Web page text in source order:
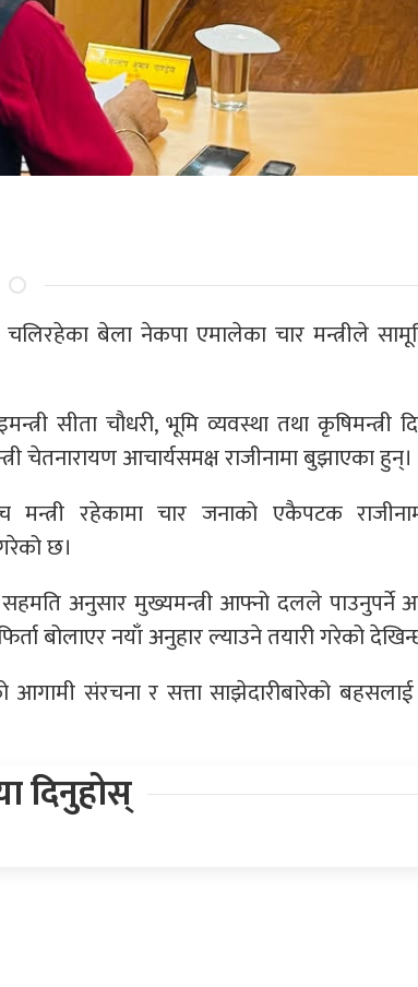
बेला नेकपा एमालेका चार मन्त्रीले
सीता चौधरी, भूमि व्यवस्था तथा कृषिमन्त्री
चेतनारायण आचार्यसमक्ष राजीनामा बुझाएका हुन्।
मन्त्री रहेकामा चार जनाको एकैपटक
छ।
अनुसार मुख्यमन्त्री आफ्नो दलले पाउनुपर्ने
बोलाएर नयाँ अनुहार ल्याउने तयारी गरेको
आगामी संरचना र सत्ता साझेदारीबारेको
दिनुहोस्